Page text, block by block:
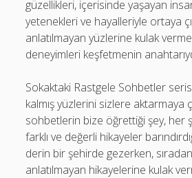
güzellikleri, içerisinde yaşayan
yetenekleri ve hayalleriyle ortaya
anlatılmayan yüzlerine kulak
deneyimleri keşfetmenin
Sokaktaki Rastgele Sohbetler
kalmış yüzlerini sizlere aktarmaya
sohbetlerin bize öğrettiği şey, her
farklı ve değerli hikayeler
derin bir şehirde gezerken,
anlatılmayan hikayelerine kulak